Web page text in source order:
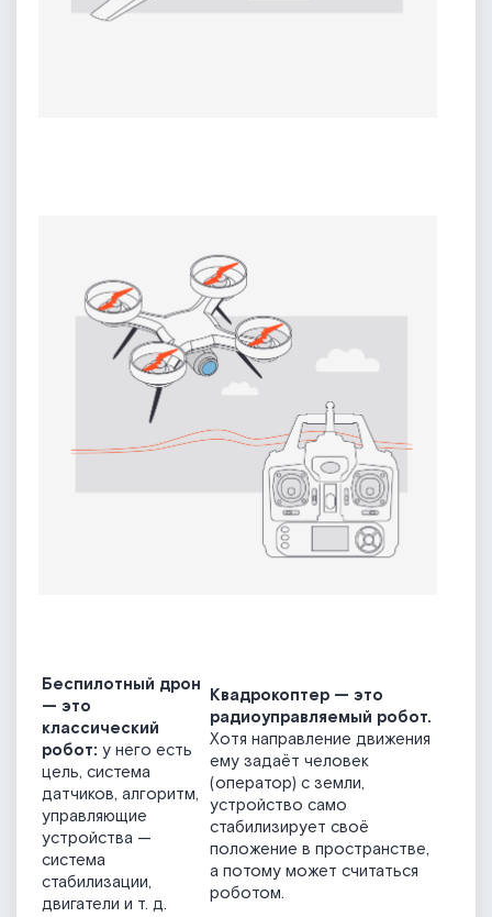
Беспилотный дрон
— это
классический
робот: у него есть
цель, система
датчиков, алгоритм,
управляющие
устройства —
система
стабилизации,
двигатели и т. д.
Квадрокоптер — это
радиоуправляемый робот.
Хотя направление движения
ему задаёт человек
(оператор) с земли,
устройство само
стабилизирует своё
положение в пространстве,
а потому может считаться
роботом.